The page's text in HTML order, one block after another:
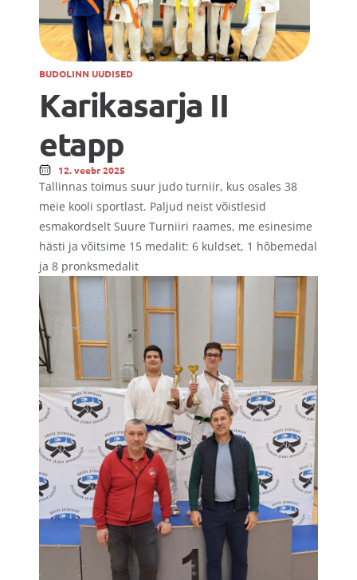
BUDOLINN UUDISED
Karikasarja II
etapp
12. veebr 2025
Tallinnas toimus suur judo turniir, kus osales 38
meie kooli sportlast. Paljud neist võistlesid
esmakordselt Suure Turniiri raames, me esinesime
hästi ja võitsime 15 medalit: 6 kuldset, 1 hõbemedal
ja 8 pronksmedalit